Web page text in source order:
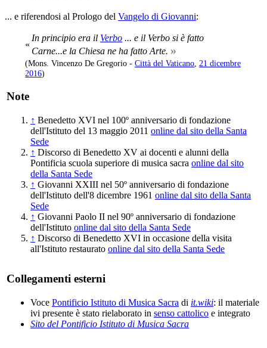
... e riferendosi al Prologo del Vangelo di Giovanni:
«
In principio era il Verbo ... e il Verbo si è fatto
Carne...e la Chiesa ne ha fatto Arte. »
(Mons. Vincenzo De Gregorio - Città del Vaticano 21 dicembre
2016)
Note
↑ Benedetto XVI nel 100º anniversario di fondazione
dell'Istituto del 13 maggio 2011 online dal sito della Santa
Sede
↑ Discorso di Benedetto XV ai docenti e alunni della
Pontificia scuola superiore di musica sacra online dal sito
della Santa Sede
↑ Giovanni XXIII nel 50º anniversario di fondazione
dell'Istituto dell'8 dicembre 1961 online dal sito della Santa
Sede
↑ Giovanni Paolo II nel 90º anniversario di fondazione
dell'Istituto online dal sito della Santa Sede
↑ Discorso di Benedetto XVI in occasione della visita
all'Istituto restaurato online dal sito della Santa Sede
Collegamenti esterni
Voce Pontificio Istituto di Musica Sacra di it.wiki: il materiale
ivi presente è stato rielaborato in senso cattolico e integrato
Sito del Pontificio Istituto di Musica Sacra